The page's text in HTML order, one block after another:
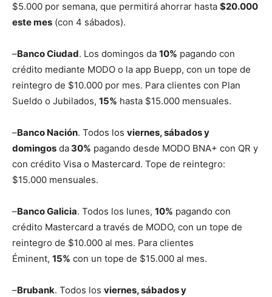
$5.000 por semana, que permitirá ahorrar hasta $20.000
este mes (con 4 sábados).
–Banco Ciudad. Los domingos da 10% pagando con
crédito mediante MODO o la app Buepp, con un tope de
reintegro de $10.000 por mes. Para clientes con Plan
Sueldo o Jubilados, 15% hasta $15.000 mensuales.
–Banco Nación. Todos los viernes, sábados y
domingos da 30% pagando desde MODO BNA+ con QR y
con crédito Visa o Mastercard. Tope de reintegro:
$15.000 mensuales.
–Banco Galicia. Todos los lunes, 10% pagando con
crédito Mastercard a través de MODO, con un tope de
reintegro de $10.000 al mes. Para clientes
Éminent, 15% con un tope de $15.000 al mes.
–Brubank. Todos los viernes, sábados y